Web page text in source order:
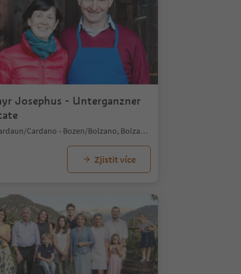
Josephus - Unterganzner
Kardaun/Cardano - Bozen/Bolzano, Bolzano/Bozen, Bolzano/Bozen and environs
Zjistit více